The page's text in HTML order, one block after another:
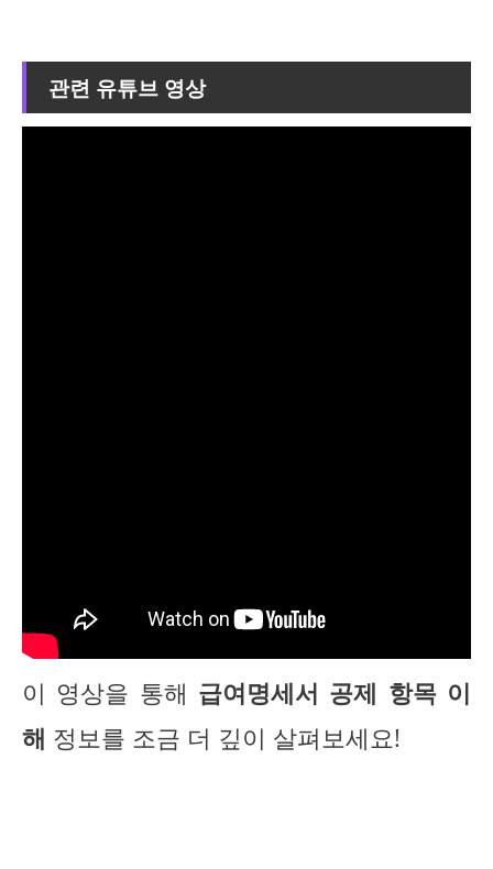
관련 유튜브 영상
이 영상을 통해 급여명세서 공제 항목 이
해 정보를 조금 더 깊이 살펴보세요!